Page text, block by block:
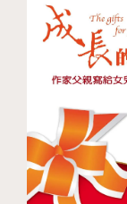
◎聚焦自己的
愛因斯坦打破
穿女涼鞋、還一
這些特點都和
普普藝術大師
家都說這是藝
所以，長相不
格言與詩句，
善用自我行銷
第二章 製造
作品讓人代勞
謀殺、糞作、
害羞又愛現，
提升名氣，要
第三章 你要